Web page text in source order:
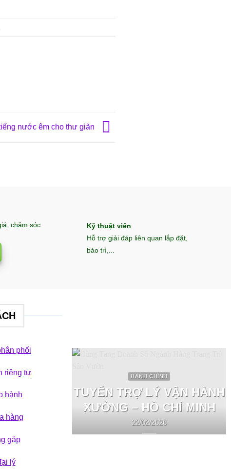
nước êm cho thư giãn
chăm sóc
Kỹ thuật viên
Hỗ trợ giải đáp liên quan lắp đặt,
bảo trì,...
phối
riêng tư
hành
hàng
gặp
lý
HÀNH CHÍNH
TUYỂN TRỢ LÝ VẬN HÀNH
XƯỞNG – HỒ CHÍ MINH
22/02/2026